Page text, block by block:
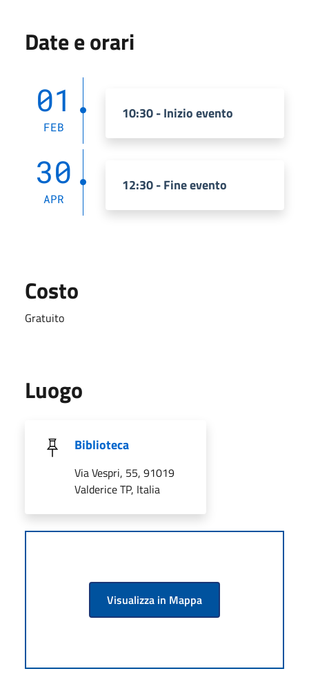
Date e orari
01
FEB
10:30 - Inizio evento
30
APR
12:30 - Fine evento
Costo
Gratuito
Luogo
Biblioteca
Via Vespri, 55, 91019
Valderice TP, Italia
Visualizza in Mappa